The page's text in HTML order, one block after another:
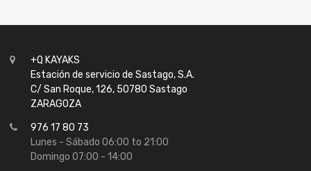
+Q KAYAKS
Estación de servicio de Sastago, S.A.
C/ San Roque, 126, 50780 Sastago
ZARAGOZA
976 17 80 73
Lunes - Sábado 06:00 to 21:00
Domingo 07:00 - 14:00